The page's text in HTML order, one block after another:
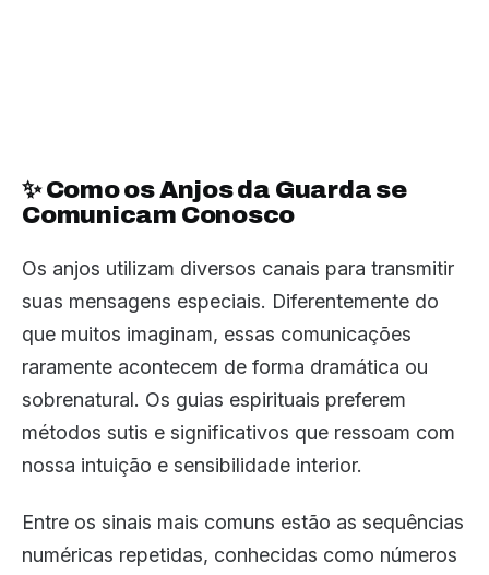
✨ Como os Anjos da Guarda se
Comunicam Conosco
Os anjos utilizam diversos canais para transmitir
suas mensagens especiais. Diferentemente do
que muitos imaginam, essas comunicações
raramente acontecem de forma dramática ou
sobrenatural. Os guias espirituais preferem
métodos sutis e significativos que ressoam com
nossa intuição e sensibilidade interior.
Entre os sinais mais comuns estão as sequências
numéricas repetidas, conhecidas como números